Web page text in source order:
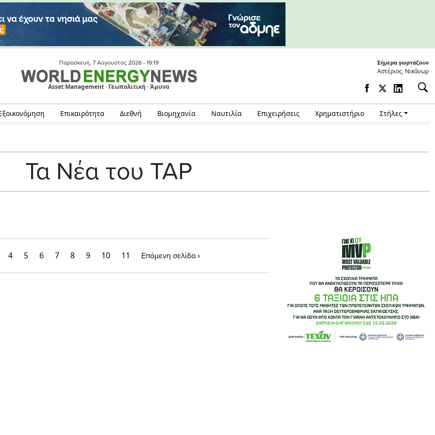
Παρασκευή, 7 Αύγουστος 2026 - 19:19
Asset Management · Γεωπολιτική · Άμυνα
Σήμερα γιορτάζουν
Αστέριος, Νικάνωρ
Επικαιρότητα Διεθνή Βιομηχανία Ναυτιλία Επιχειρήσεις Χρηματιστήριο Στήλες
Τα Νέα του TAP
4 5 6 7 8 9 10 11 Επόμενη σελίδα›